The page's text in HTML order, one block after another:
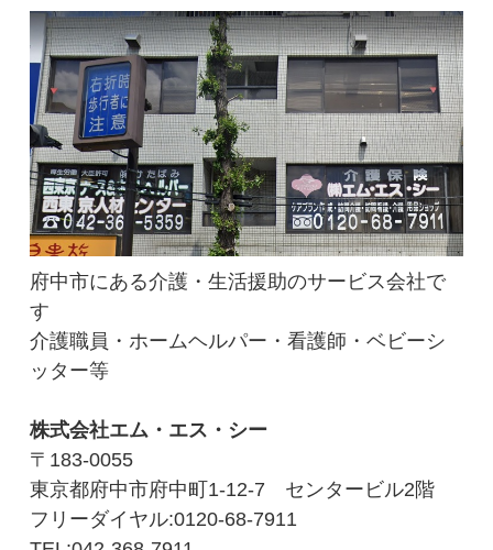
府中市にある介護・生活援助のサービス会社で
す
介護職員・ホームヘルパー・看護師・ベビーシ
ッター等
株式会社エム・エス・シー
〒183-0055
東京都府中市府中町1-12-7 センタービル2階
フリーダイヤル:0120-68-7911